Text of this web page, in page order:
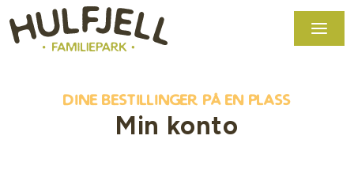
dine bestillinger på en plass
Min konto